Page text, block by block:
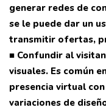
generar redes de
se le puede dar un
transmitir ofertas,
■ Confundir al
visuales. Es común
presencia virtual
variaciones de